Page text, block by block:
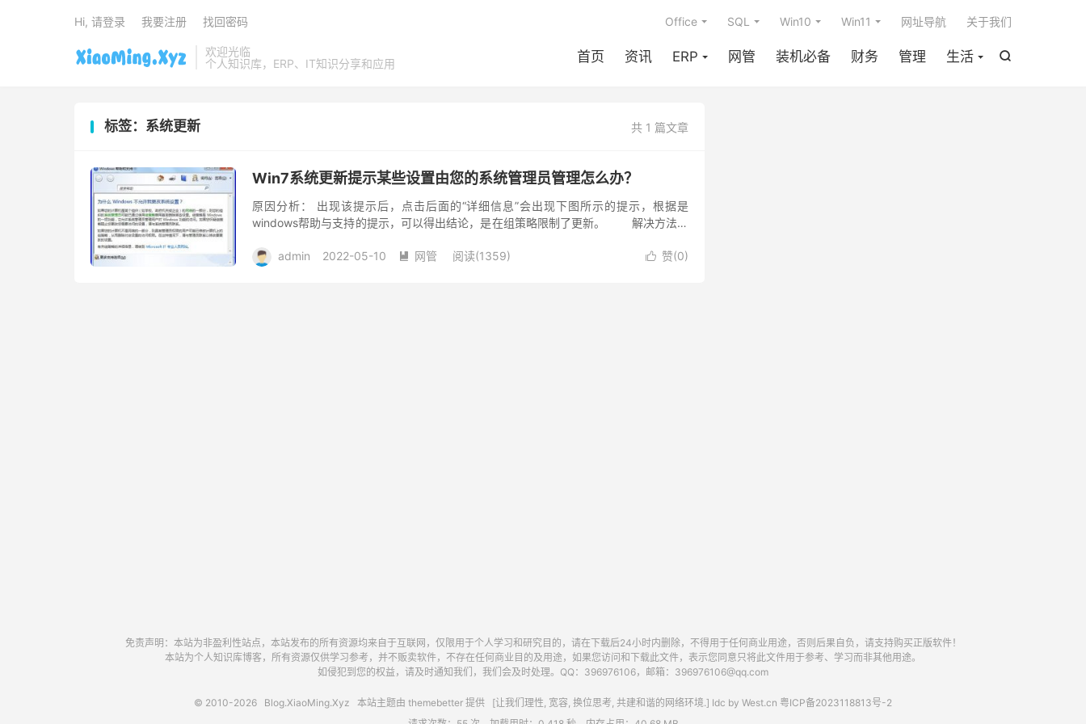
欢迎光临
个人知识库，ERP、IT知识分享和应用

首页 资讯 ERP 网管 装机必备 财务 管理 生活
Office SQL Win10 Win11 网址导航 关于我们
Hi, 请登录 我要注册 找回密码
共 1 篇文章
标签：系统更新
Win7系统更新提示某些设置由您的系统管理员管理怎么办？
原因分析： 出现该提示后，点击后面的“详细信息”会出现下图所示的提示，根据是
windows帮助与支持的提示，可以得出结论，是在组策略限制了更新。 解决方法：
 赞(0)
admin 2022-05-10  网管 阅读(1359)
免责声明：本站为非盈利性站点，本站发布的所有资源均来自于互联网，仅限用于个人学习和研究目的，请在下载后24小时内删除，不得用于任何商业用途，否则后果自负，请支持购买正版软件！
本站为个人知识库博客，所有资源仅供学习参考，并不贩卖软件，不存在任何商业目的及用途，如果您访问和下载此文件，表示您同意只将此文件用于参考、学习而非其他用途。
如侵犯到您的权益，请及时通知我们，我们会及时处理。QQ：396976106，邮箱：396976106@qq.com
© 2010-2026 Blog.XiaoMing.Xyz 本站主题由 themebetter 提供 [让我们理性, 宽容, 换位思考, 共建和谐的网络环境.] Idc by West.cn 粤ICP备2023118813号-2